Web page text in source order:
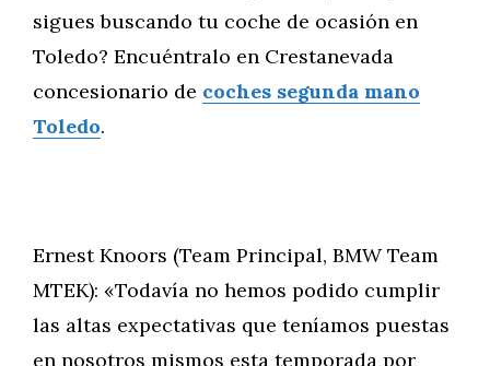
sigues buscando tu coche de ocasión en
Toledo? Encuéntralo en Crestanevada
concesionario de coches segunda mano
Toledo.
Ernest Knoors (Team Principal, BMW Team
MTEK): «Todavía no hemos podido cumplir
las altas expectativas que teníamos puestas
en nosotros mismos esta temporada por